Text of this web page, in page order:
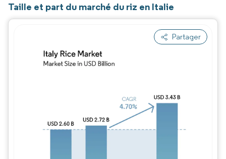
Taille et part du marché du riz en Italie
Partager